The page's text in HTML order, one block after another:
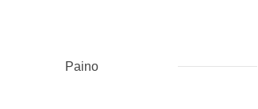
Paino